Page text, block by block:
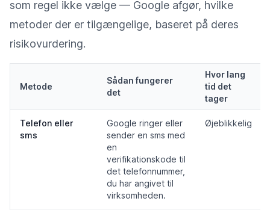
som regel ikke vælge — Google afgør, hvilke
metoder der er tilgængelige, baseret på deres
risikovurdering.
Metode
Sådan fungerer
det
Hvor lang
tid det
tager
Telefon eller
sms
Google ringer eller
sender en sms med
en
verifikationskode til
det telefonnummer,
du har angivet til
virksomheden.
Øjeblikkelig